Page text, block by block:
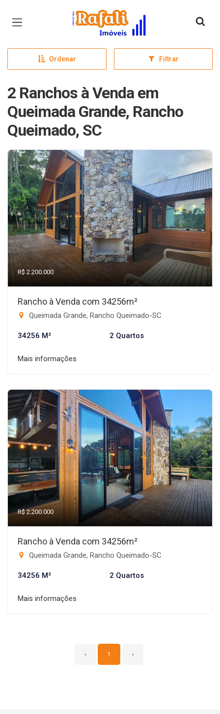
Página inicial
Ordenar Filtrar
2 Ranchos à Venda em
Queimada Grande, Rancho
Queimado, SC
R$ 2.200.000
Rancho à Venda com 34256m²
Queimada Grande, Rancho Queimado-SC
34256 M² 2 Quartos
Mais informações
R$ 2.200.000
Rancho à Venda com 34256m²
Queimada Grande, Rancho Queimado-SC
34256 M² 2 Quartos
Mais informações
‹ 1 ›